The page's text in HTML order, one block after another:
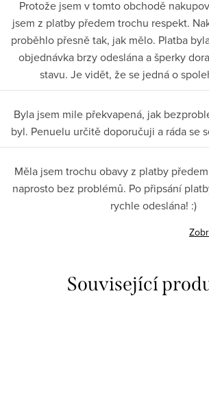
Protože jsem v tomto obchodě
jsem z platby předem trochu respekt.
proběhlo přesně tak, jak mělo. Platba
objednávka brzy odeslána a šperky
stavu. Je vidět, že se jedná o
Byla jsem mile překvapená, jak
byl. Penuelu určitě doporučuji a ráda se
Měla jsem trochu obavy z platby
naprosto bez problémů. Po připsání
rychle odeslána! :)
Související